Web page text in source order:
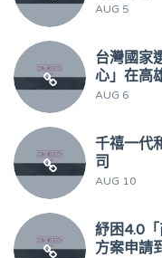
AUG 5
台灣國家
心」在高
AUG 6
千禧一代
司
AUG 10
紓困4.0
方案申請